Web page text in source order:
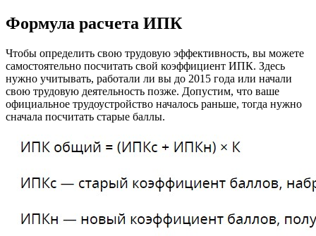
Формула расчета ИПК
Чтобы определить свою трудовую эффективность, вы можете
самостоятельно посчитать свой коэффициент ИПК. Здесь
нужно учитывать, работали ли вы до 2015 года или начали
свою трудовую деятельность позже. Допустим, что ваше
официальное трудоустройство началось раньше, тогда нужно
сначала посчитать старые баллы.